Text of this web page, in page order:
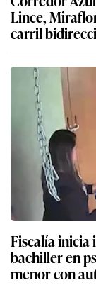
Lince,
carril
Fiscalía
bachiller en
menor con